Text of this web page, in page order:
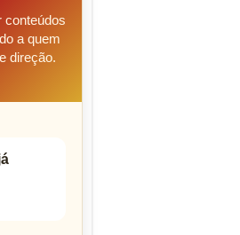
conteúdos
a quem
direção.